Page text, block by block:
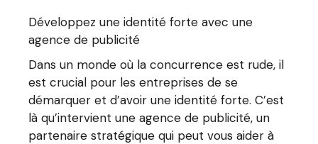
Développez une identité forte avec une
agence de publicité
Dans un monde où la concurrence est rude, il
est crucial pour les entreprises de se
démarquer et d’avoir une identité forte. C’est
là qu’intervient une agence de publicité, un
partenaire stratégique qui peut vous aider à